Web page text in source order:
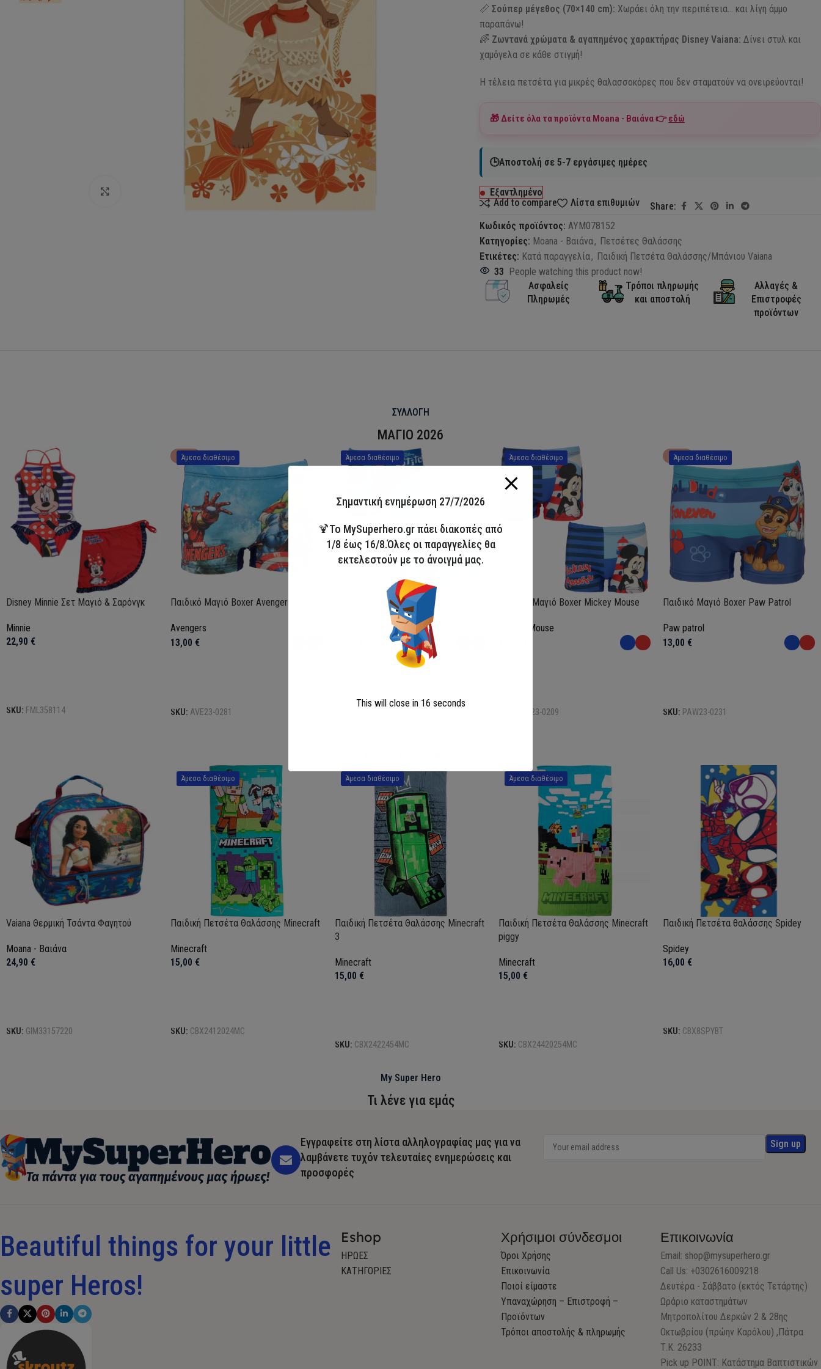
📏 Σούπερ μέγεθος (70×140 cm): Χωράει όλη την περιπέτεια… και λίγη άμμο
παραπάνω!
🌈 Ζωντανά χρώματα & αγαπημένος χαρακτήρας Disney Vaiana: Δίνει στυλ και
χαμόγελα σε κάθε στιγμή!
Η τέλεια πετσέτα για μικρές θαλασσοκόρες που δεν σταματούν να ονειρεύονται!
🎁 Δείτε όλα τα προϊόντα Moana - Βαιάνα👉εδώ
🕒Αποστολή σε 5-7 εργάσιμες ημέρες
Εξαντλημένο
Add to compare
Λίστα επιθυμιών
Share:
Κωδικός προϊόντος: AYM078152
Κατηγορίες: Moana - Βαιάνα, Πετσέτες Θαλάσσης
Ετικέτες: Κατά παραγγελία, Παιδική Πετσέτα Θαλάσσης/Μπάνιου Vaiana
33 People watching this product now!
Ασφαλείς
Πληρωμές
Τρόποι πληρωμής
και αποστολή
Αλλαγές &
Επιστροφές
προϊόντων
ΣΥΛΛΟΓΗ
ΜΑΓΙΟ 2026
Disney Minnie Σετ Μαγιό & Σαρόνγκ
Minnie
22,90 €
SKU: FML358114
Άμεσα διαθέσιμο
HOT
Παιδικό Μαγιό Boxer Avengers
Avengers
13,00 €
SKU: AVE23-0281
Άμεσα διαθέσιμο
Παιδικό Μαγιό Boxer Lilo & Stitch
Άμεσα διαθέσιμο
Παιδικό Μαγιό Boxer Mickey Mouse
Mickey Mouse
MIC23-0209
Άμεσα διαθέσιμο
HOT
Παιδικό Μαγιό Boxer Paw Patrol
Paw patrol
13,00 €
SKU: PAW23-0231
Vaiana Θερμική Τσάντα Φαγητού
Moana - Βαιάνα
24,90 €
SKU: GIM33157220
Άμεσα διαθέσιμο
Παιδική Πετσέτα Θαλάσσης Minecraft
Minecraft
15,00 €
SKU: CBX2412024MC
Άμεσα διαθέσιμο
Παιδική Πετσέτα Θαλάσσης Minecraft
3
Minecraft
15,00 €
SKU: CBX2422454MC
Άμεσα διαθέσιμο
Παιδική Πετσέτα Θαλάσσης Minecraft
piggy
Minecraft
15,00 €
SKU: CBX24420254MC
Παιδική Πετσέτα θαλάσσης Spidey
Spidey
16,00 €
SKU: CBX8SPYBT
My Super Hero
Τι λένε για εμάς
Εγγραφείτε στη λίστα αλληλογραφίας μας για να
λαμβάνετε τυχόν τελευταίες ενημερώσεις και
προσφορές
Beautiful things for your little
super Heros!
Eshop
ΗΡΩΕΣ
ΚΑΤΗΓΟΡΙΕΣ
Χρήσιμοι σύνδεσμοι
Όροι Χρήσης
Επικοινωνία
Ποιοί είμαστε
Υπαναχώρηση – Επιστροφή –
Προϊόντων
Τρόποι αποστολής & πληρωμής
Επικοινωνία
Email: shop@mysuperhero.gr
Call Us: +0302616009218
Δευτέρα - Σάββατο (εκτός Τετάρτης)
Ωράριο καταστημάτων
Μητροπολίτου Δερκών 2 & 28ης
Οκτωβρίου (πρώην Καρόλου) ,Πάτρα
Τ.Κ. 26233
Pick up POINT: Κατάστημα Βαπτιστικών
Σημαντική ενημέρωση 27/7/2026
🍹Το MySuperhero.gr πάει διακοπές από
1/8 έως 16/8.Όλες οι παραγγελίες θα
εκτελεστούν με το άνοιγμά μας.
This will close in 15 seconds